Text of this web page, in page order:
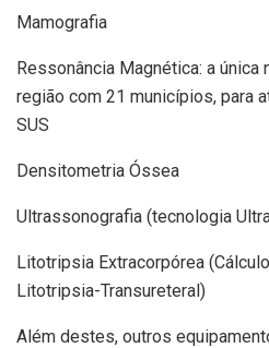
Mamografia
Ressonância Magnética: a única
região com 21 municípios, para
SUS
Densitometria Óssea
Ultrassonografia (tecnologia
Litotripsia Extracorpórea
Litotripsia-Transureteral)
Além destes, outros